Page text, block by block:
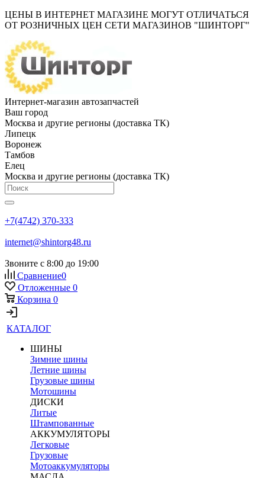
ЦЕНЫ В ИНТЕРНЕТ МАГАЗИНЕ МОГУТ ОТЛИЧАТЬСЯ
ОТ РОЗНИЧНЫХ ЦЕН СЕТИ МАГАЗИНОВ "ШИНТОРГ"
Интернет-магазин автозапчастей
Ваш город
Москва и другие регионы (доставка ТК)
Липецк
Воронеж
Тамбов
Елец
Москва и другие регионы (доставка ТК)
+7(4742) 370-333
internet@shintorg48.ru
Звоните с 8:00 до 19:00
Сравнение0
Отложенные 0
Корзина 0
КАТАЛОГ
ШИНЫ
Зимние шины
Летние шины
Грузовые шины
Мотошины
ДИСКИ
Литые
Штампованные
АККУМУЛЯТОРЫ
Легковые
Грузовые
Мотоаккумуляторы